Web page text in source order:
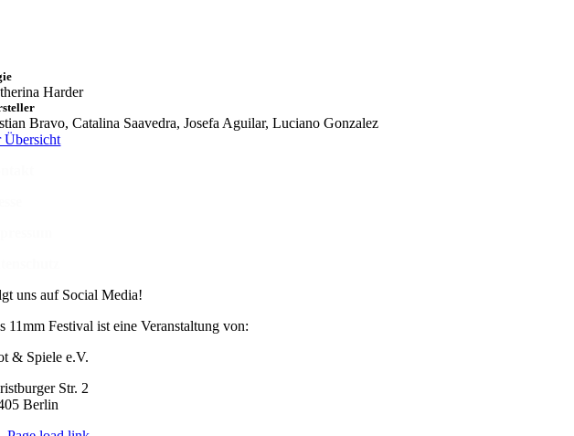
Harder
Bravo, Catalina Saavedra, Josefa Aguilar, Luciano Gonzalez
Übersicht
uns auf Social Media!
11mm Festival ist eine Veranstaltung von:
& Spiele e.V.
Str. 2
Berlin